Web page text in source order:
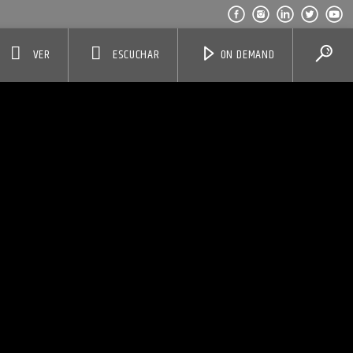
ON DEMAND
ESCUCHAR
VER